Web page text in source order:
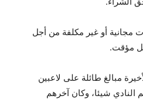
مجانية أو غير مكلفة من أجل
مؤقت.
مبالغ طائلة على لاعبين
النادي شيئا، وكان آخرهم